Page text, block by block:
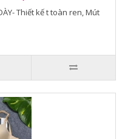
Thiết kế t toàn ren, Mút